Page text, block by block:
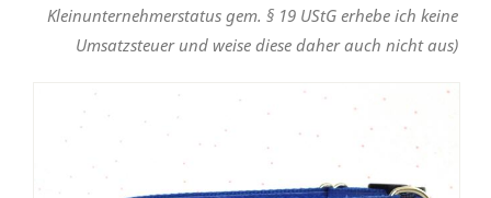
Kleinunternehmerstatus gem. § 19 UStG erhebe ich keine
Umsatzsteuer und weise diese daher auch nicht aus)